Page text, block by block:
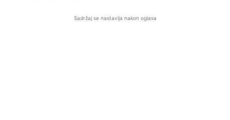
Sadržaj se nastavlja nakon oglasa